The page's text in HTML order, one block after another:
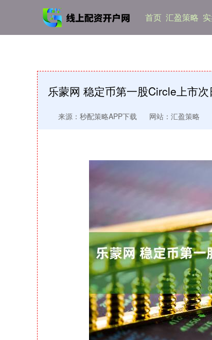
首页 汇盈策略
乐蒙网 稳定币第一股Circle上市
来源：秒配策略APP下载 网站：汇盈策略